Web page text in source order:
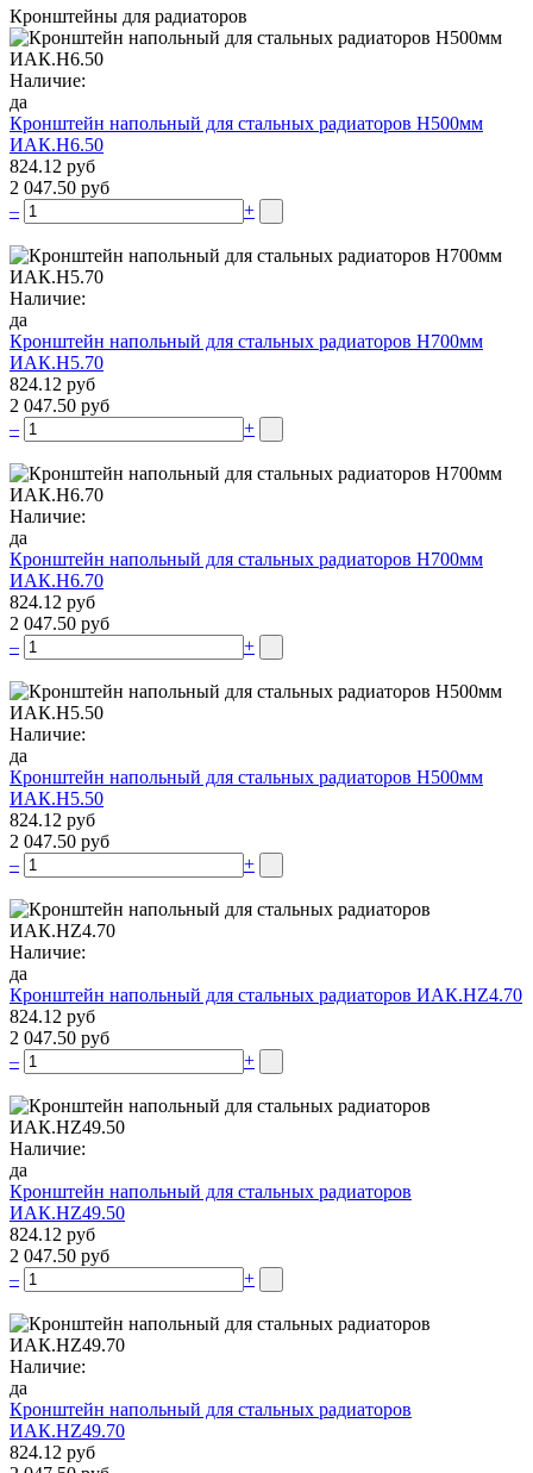
Кронштейны для радиаторов
Наличие:
да
Кронштейн напольный для стальных радиаторов Н500мм
ИАК.Н6.50
824.12 руб
2 047.50 руб
–
+
Наличие:
да
Кронштейн напольный для стальных радиаторов Н700мм
ИАК.Н5.70
824.12 руб
2 047.50 руб
–
+
Наличие:
да
Кронштейн напольный для стальных радиаторов Н700мм
ИАК.Н6.70
824.12 руб
2 047.50 руб
–
+
Наличие:
да
Кронштейн напольный для стальных радиаторов Н500мм
ИАК.Н5.50
824.12 руб
2 047.50 руб
–
+
Наличие:
да
Кронштейн напольный для стальных радиаторов ИАК.НZ4.70
824.12 руб
2 047.50 руб
–
+
Наличие:
да
Кронштейн напольный для стальных радиаторов
ИАК.НZ49.50
824.12 руб
2 047.50 руб
–
+
Наличие:
да
Кронштейн напольный для стальных радиаторов
ИАК.НZ49.70
824.12 руб